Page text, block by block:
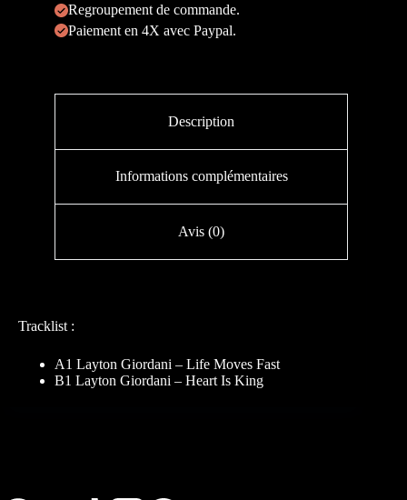
Regroupement de commande.
Paiement en 4X avec Paypal.
Description
Informations complémentaires
Avis (0)
Tracklist :
A1 Layton Giordani – Life Moves Fast
B1 Layton Giordani – Heart Is King